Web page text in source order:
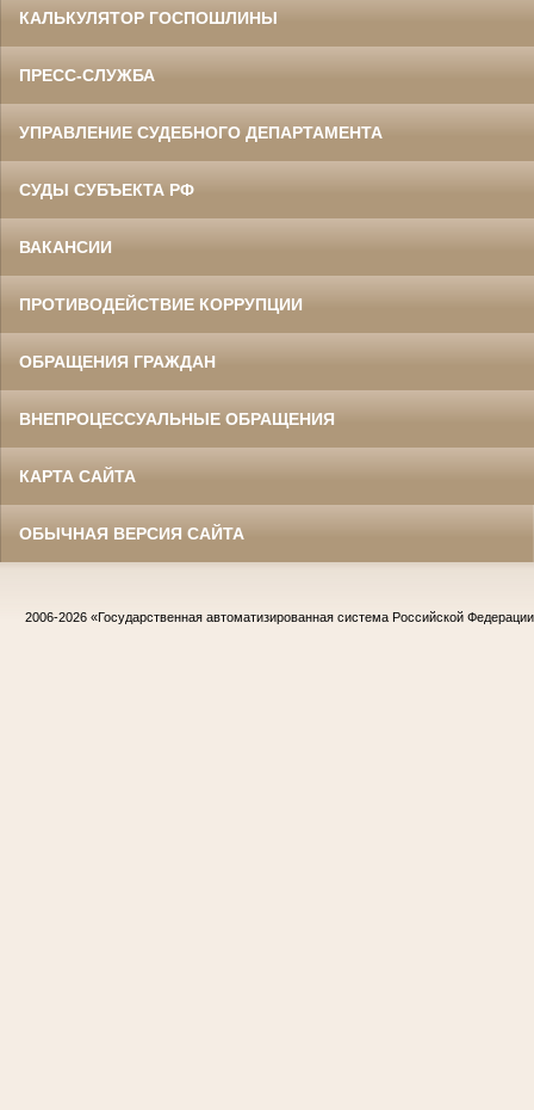
КАЛЬКУЛЯТОР ГОСПОШЛИНЫ
ПРЕСС-СЛУЖБА
УПРАВЛЕНИЕ СУДЕБНОГО ДЕПАРТАМЕНТА
СУДЫ СУБЪЕКТА РФ
ВАКАНСИИ
ПРОТИВОДЕЙСТВИЕ КОРРУПЦИИ
ОБРАЩЕНИЯ ГРАЖДАН
ВНЕПРОЦЕССУАЛЬНЫЕ ОБРАЩЕНИЯ
КАРТА САЙТА
ОБЫЧНАЯ ВЕРСИЯ САЙТА
2006-2026 «Государственная автоматизированная система Российской